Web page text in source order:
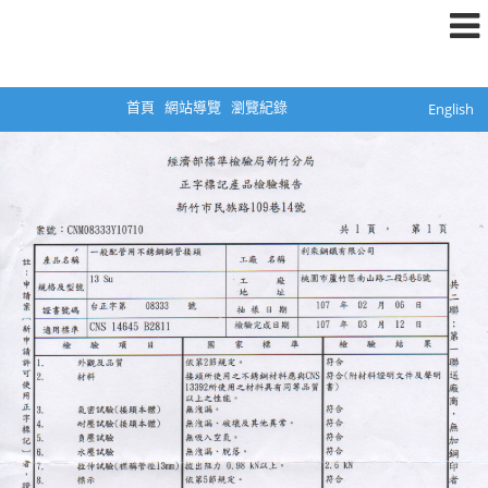
首頁 網站導覽 English
瀏覽紀錄